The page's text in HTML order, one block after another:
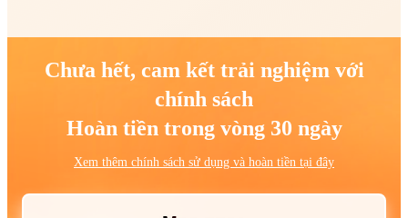
Chưa hết, cam kết trải nghiệm với
chính sách
Hoàn tiền trong vòng 30 ngày
Xem thêm chính sách sử dụng và hoàn tiền tại đây